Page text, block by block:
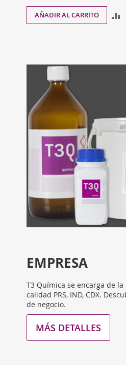
AÑADIR AL CARRITO
EMPRESA
T3 Química se encarga de
calidad PRS, IND, CDX.
de negocio.
MÁS DETALLES